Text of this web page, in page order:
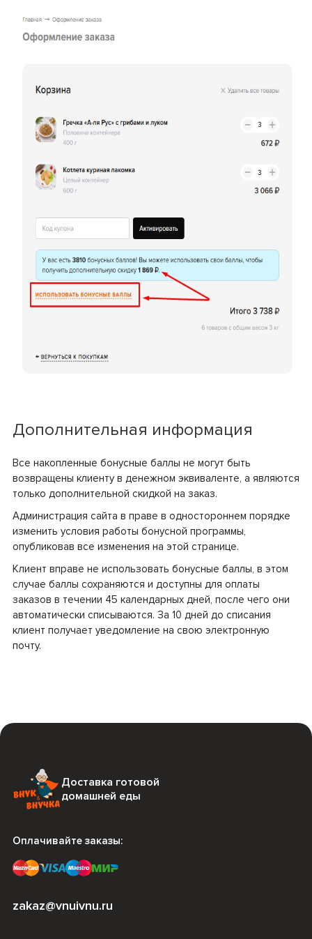
Дополнительная информация
Все накопленные бонусные баллы не могут быть
возвращены клиенту в денежном эквиваленте, а являются
только дополнительной скидкой на заказ.
Администрация сайта в праве в одностороннем порядке
изменить условия работы бонусной программы,
опубликовав все изменения на этой странице.
Клиент вправе не использовать бонусные баллы, в этом
случае баллы сохраняются и доступны для оплаты
заказов в течении 45 календарных дней, после чего они
автоматически списываются. За 10 дней до списания
клиент получает уведомление на свою электронную
почту.
Доставка готовой
домашней еды
Оплачивайте заказы:
zakaz@vnuivnu.ru